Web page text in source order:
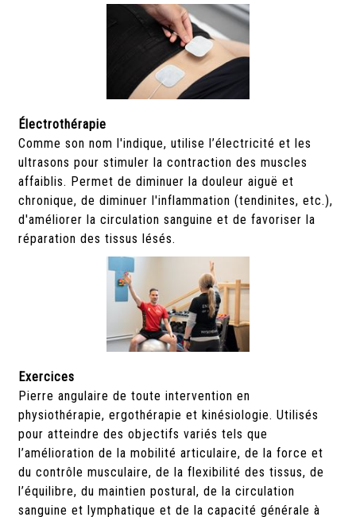
Électrothérapie
Comme son nom l'indique, utilise l’électricité et les
ultrasons pour stimuler la contraction des muscles
affaiblis. Permet de diminuer la douleur aiguë et
chronique, de diminuer l'inflammation (tendinites, etc.),
d'améliorer la circulation sanguine et de favoriser la
réparation des tissus lésés.
Exercices
Pierre angulaire de toute intervention en
physiothérapie, ergothérapie et kinésiologie. Utilisés
pour atteindre des objectifs variés tels que
l’amélioration de la mobilité articulaire, de la force et
du contrôle musculaire, de la flexibilité des tissus, de
l’équilibre, du maintien postural, de la circulation
sanguine et lymphatique et de la capacité générale à